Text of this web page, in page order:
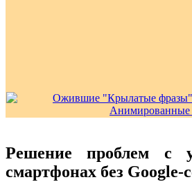
Решение проблем с
смартфонах без Google-